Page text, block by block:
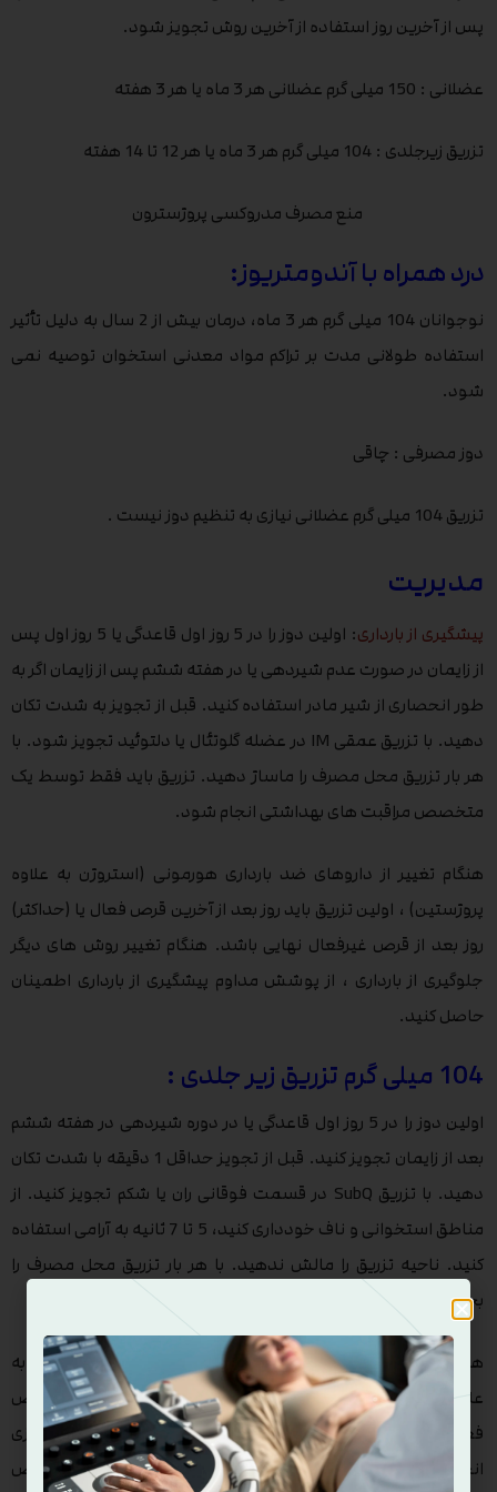
پس از آخرین روز استفاده از آخرین روش تجویز شود.
عضلانی : 150 میلی گرم عضلانی هر 3 ماه یا هر 3 هفته
تزریق زیرجلدی : 104 میلی گرم هر 3 ماه یا هر 12 تا 14 هفته
منع مصرف مدروکسی پروژسترون
درد همراه با آندومتریوز:
نوجوانان 104 میلی گرم هر 3 ماه، درمان بیش از 2 سال به دلیل تأثیر
استفاده طولانی مدت بر تراکم مواد معدنی استخوان توصیه نمی
شود.
دوز مصرفی : چاقی
تزریق 104 میلی گرم عضلانی نیازی به تنظیم دوز نیست .
مدیریت
پیشگیری از بارداری
: اولین دوز را در 5 روز اول قاعدگی یا 5 روز اول پس
از زایمان در صورت عدم شیردهی یا در هفته ششم پس از زایمان اگر به
طور انحصاری از شیر مادر استفاده کنید. قبل از تجویز به شدت تکان
دهید. با تزریق عمقی IM در عضله گلوتئال یا دلتوئید تجویز شود. با
هر بار تزریق محل مصرف را ماساژ دهید. تزریق باید فقط توسط یک
متخصص مراقبت های بهداشتی انجام شود.
هنگام تغییر از داروهای ضد بارداری هورمونی (استروژن به علاوه
پروژستین) ، اولین تزریق باید روز بعد از آخرین قرص فعال یا (حداکثر)
روز بعد از قرص غیرفعال نهایی باشد. هنگام تغییر روش های دیگر
جلوگیری از بارداری ، از پوشش مداوم پیشگیری از بارداری اطمینان
حاصل کنید.
104 میلی گرم تزریق زیر جلدی :
اولین دوز را در 5 روز اول قاعدگی یا در دوره شیردهی در هفته ششم
بعد از زایمان تجویز کنید. قبل از تجویز حداقل 1 دقیقه با شدت تکان
دهید. با تزریق SubQ در قسمت فوقانی ران یا شکم تجویز کنید. از
مناطق استخوانی و ناف خودداری کنید، 5 تا 7 ثانیه به آرامی استفاده
کنید. ناحیه تزریق را مالش ندهید. با هر بار تزریق محل مصرف را
بچرخانید. تزریق باید فقط توسط یک متخصص انجام شود.
هنگام تغییر از داروهای ضد بارداری هورمونی خوراکی (استروژن به
علاوه پروژستین) ، اولین تزریق باید ظرف 7 روز پس از آخرین قرص
فعال انجام شود. هنگام جابجایی از حلقه واژن ، اولین تزریق را در روزی
انجام دهید که بیمار می تواند حلقه بعدی را وارد کند. هنگام تعویض